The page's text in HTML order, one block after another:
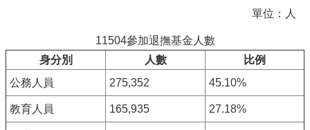
單位：人
11504參加退撫基金人數
身分別
人數
比例
公務人員
275,352 45.10%
教育人員 165,935 27.18%